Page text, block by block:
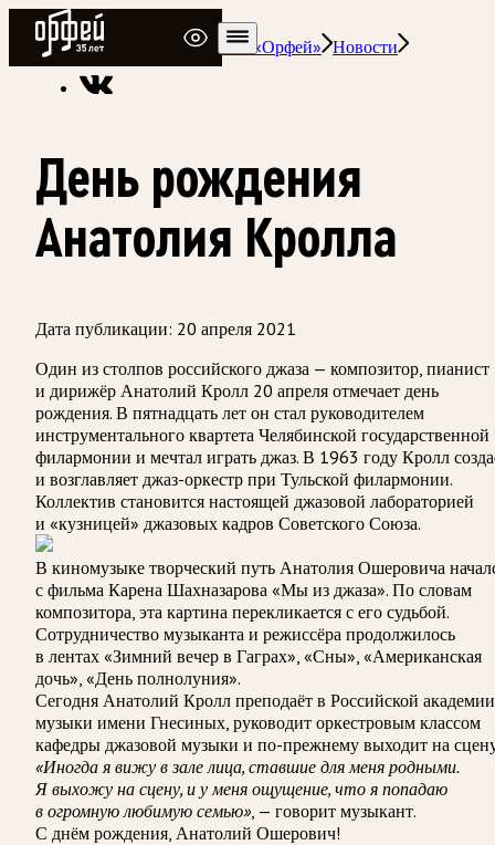
Радио Орфей
Радио классической музыки «Орфей» Новости
День рождения
Анатолия Кролла
Дата публикации: 20 апреля 2021
Один из столпов российского джаза — композитор, пианист
и дирижёр Анатолий Кролл 20 апреля отмечает день
рождения. В пятнадцать лет он стал руководителем
инструментального квартета Челябинской государственной
филармонии и мечтал играть джаз. В 1963 году Кролл
и возглавляет джаз-оркестр при Тульской филармонии.
Коллектив становится настоящей джазовой лабораторией
и «кузницей» джазовых кадров Советского Союза.
В киномузыке творческий путь Анатолия Ошеровича
с фильма Карена Шахназарова «Мы из джаза». По словам
композитора, эта картина перекликается с его судьбой.
Сотрудничество музыканта и режиссёра продолжилось
в лентах «Зимний вечер в Гаграх», «Сны», «Американская
дочь», «День полнолуния».
Сегодня Анатолий Кролл преподаёт в Российской академии
музыки имени Гнесиных, руководит оркестровым классом
кафедры джазовой музыки и по-прежнему выходит на
«Иногда я вижу в зале лица, ставшие для меня родными.
Я выхожу на сцену, и у меня ощущение, что я попадаю
в огромную любимую семью», — говорит музыкант.
С днём рождения, Анатолий Ошерович!